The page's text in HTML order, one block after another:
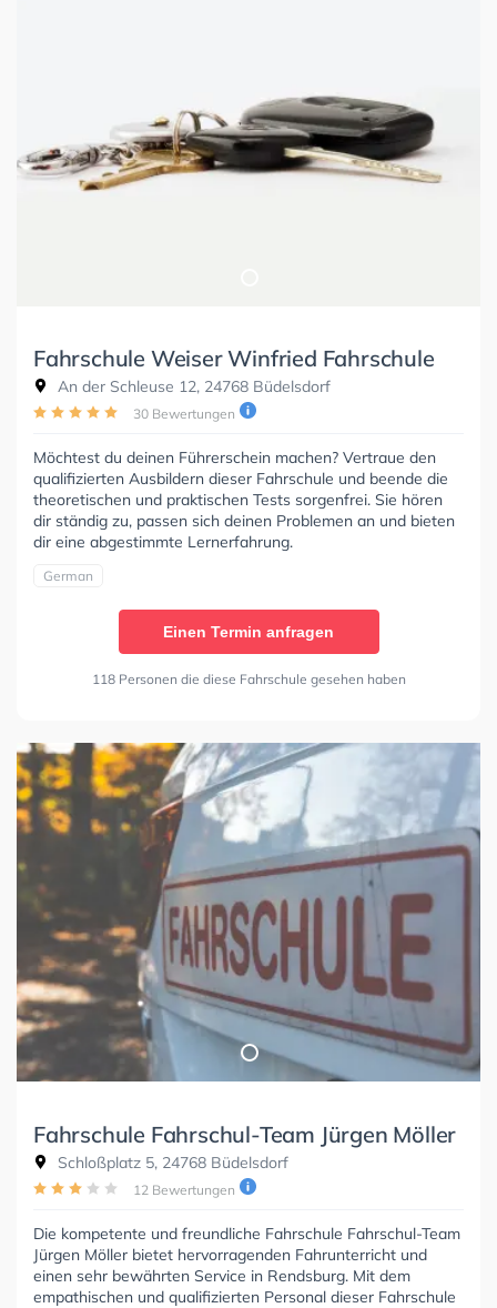
Fahrschule Weiser Winfried Fahrschule
An der Schleuse 12, 24768 Büdelsdorf
30 Bewertungen
Möchtest du deinen Führerschein machen? Vertraue den
qualifizierten Ausbildern dieser Fahrschule und beende die
theoretischen und praktischen Tests sorgenfrei. Sie hören
dir ständig zu, passen sich deinen Problemen an und bieten
dir eine abgestimmte Lernerfahrung.
German
Einen Termin anfragen
118 Personen die diese Fahrschule gesehen haben
Fahrschule Fahrschul-Team Jürgen Möller
Schloßplatz 5, 24768 Büdelsdorf
12 Bewertungen
Die kompetente und freundliche Fahrschule Fahrschul-Team
Jürgen Möller bietet hervorragenden Fahrunterricht und
einen sehr bewährten Service in Rendsburg. Mit dem
empathischen und qualifizierten Personal dieser Fahrschule